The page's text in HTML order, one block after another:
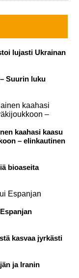
lujasti Ukrainan
Suurin luku
kaahasi kaasu
– elinkautinen
bioaseita
kasvaa jyrkästi
ja Iranin